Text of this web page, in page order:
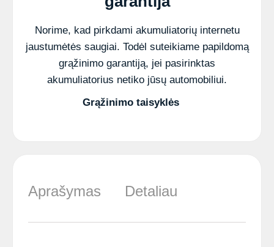
Norime, kad pirkdami akumuliatorių internetu
jaustumėtės saugiai. Todėl suteikiame papildomą
grąžinimo garantiją, jei pasirinktas
akumuliatorius netiko jūsų automobiliui.
Grąžinimo taisyklės
Aprašymas Detaliau